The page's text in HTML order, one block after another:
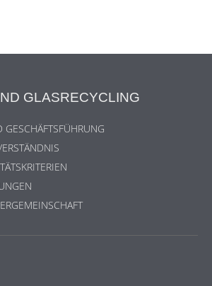
GLASRECYCLING
GESCHÄFTSFÜHRUNG